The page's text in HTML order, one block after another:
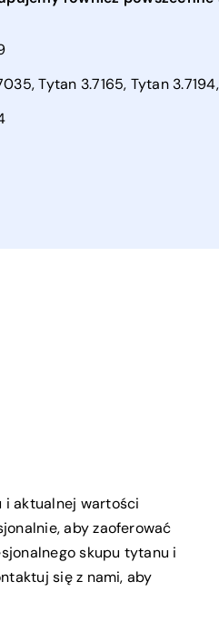
Tytan 3.7165, Tytan
i aktualnej wartości
aby zaoferować
skupu tytanu i
się z nami, aby